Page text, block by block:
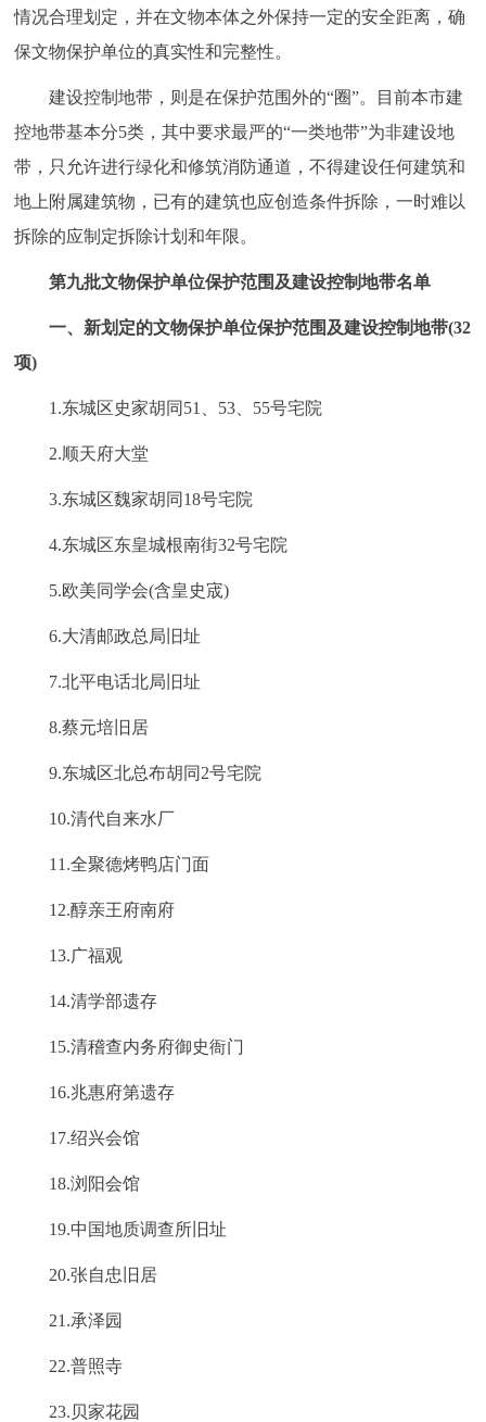
情况合理划定，并在文物本体之外保持一定的安全距离，确
保文物保护单位的真实性和完整性。
建设控制地带，则是在保护范围外的“圈”。目前本市建
控地带基本分5类，其中要求最严的“一类地带”为非建设地
带，只允许进行绿化和修筑消防通道，不得建设任何建筑和
地上附属建筑物，已有的建筑也应创造条件拆除，一时难以
拆除的应制定拆除计划和年限。
第九批文物保护单位保护范围及建设控制地带名单
一、新划定的文物保护单位保护范围及建设控制地带(32
项)
1.东城区史家胡同51、53、55号宅院
2.顺天府大堂
3.东城区魏家胡同18号宅院
4.东城区东皇城根南街32号宅院
5.欧美同学会(含皇史宬)
6.大清邮政总局旧址
7.北平电话北局旧址
8.蔡元培旧居
9.东城区北总布胡同2号宅院
10.清代自来水厂
11.全聚德烤鸭店门面
12.醇亲王府南府
13.广福观
14.清学部遗存
15.清稽查内务府御史衙门
16.兆惠府第遗存
17.绍兴会馆
18.浏阳会馆
19.中国地质调查所旧址
20.张自忠旧居
21.承泽园
22.普照寺
23.贝家花园